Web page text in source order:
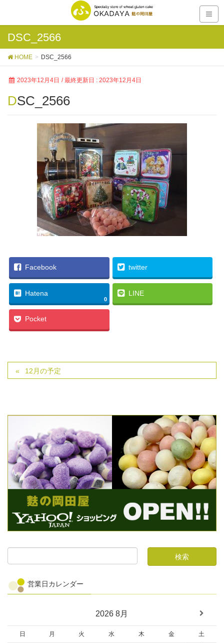
DSC_2566
HOME DSC_2566
2023年12月4日 / 最終更新日 : 2023年12月4日
DSC_2566
Facebook twitter
Hatena
0
LINE
Pocket
12月の予定
営業日カレンダー
2026 8月
日 月 火 水 木 金
土